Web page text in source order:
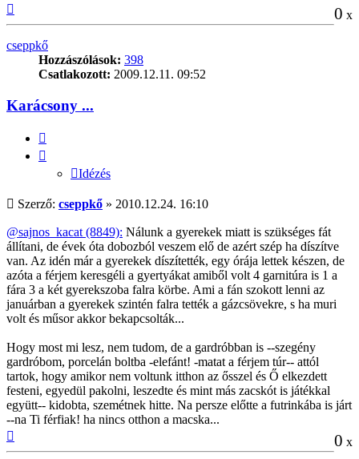
0 x
cseppkő
Hozzászólások: 398
Csatlakozott: 2009.12.11. 09:52
Karácsony ...
Idézés
Hozzászólás
Szerző: cseppkő » 2010.12.24. 16:10
@sajnos_kacat (8849): Nálunk a gyerekek miatt is szükséges fát
állítani, de évek óta dobozból veszem elő de azért szép ha díszítve
van. Az idén már a gyerekek díszítették, egy órája lettek készen, de
azóta a férjem keresgéli a gyertyákat amiből volt 4 garnitúra is 1 a
fára 3 a két gyerekszoba falra körbe. Ami a fán szokott lenni az
januárban a gyerekek szintén falra tették a gázcsövekre, s ha muri
volt és műsor akkor bekapcsolták...
Hogy most mi lesz, nem tudom, de a gardróbban is --szegény
gardróbom, porcelán boltba -elefánt! -matat a férjem túr-- attól
tartok, hogy amikor nem voltunk itthon az ősszel és Ő elkezdett
festeni, egyedül pakolni, leszedte és mint más zacskót is játékkal
együtt-- kidobta, szemétnek hitte. Na persze előtte a futrinkába is járt
--na Ti férfiak! ha nincs otthon a macska...
0 x